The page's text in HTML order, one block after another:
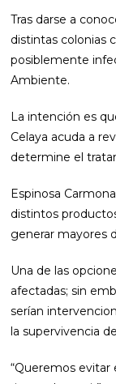
Tras darse a
distintas colonias
posiblemente
Ambiente.
La intención es
Celaya acuda a
determine el
Espinosa
distintos
generar mayores
Una de las
afectadas; sin
serían
la supervivencia
“Queremos evitar